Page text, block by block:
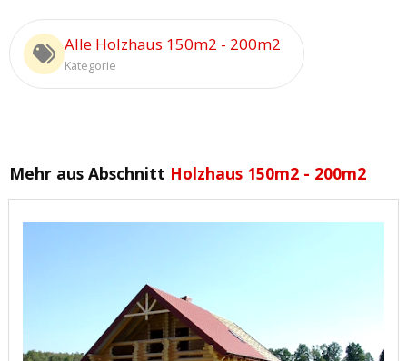
Alle Holzhaus 150m2 - 200m2
Kategorie
Mehr aus Abschnitt Holzhaus 150m2 - 200m2